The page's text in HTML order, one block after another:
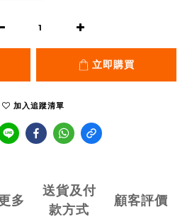
立即購買
加入追蹤清單
多
送貨及付
款方式
顧客評價